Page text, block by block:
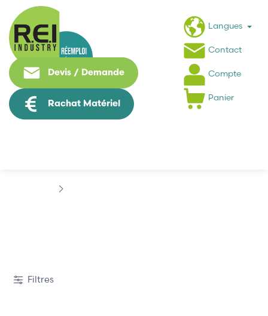
Devis / Demande
Rachat Matériel
Langues
Contact
Compte
Panier
Filtres